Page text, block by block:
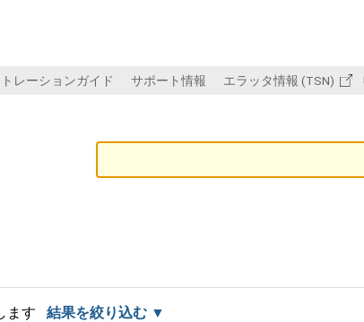
レーションガイド サポート情報 エラッタ情報 (TSN)
ます 結果を絞り込む